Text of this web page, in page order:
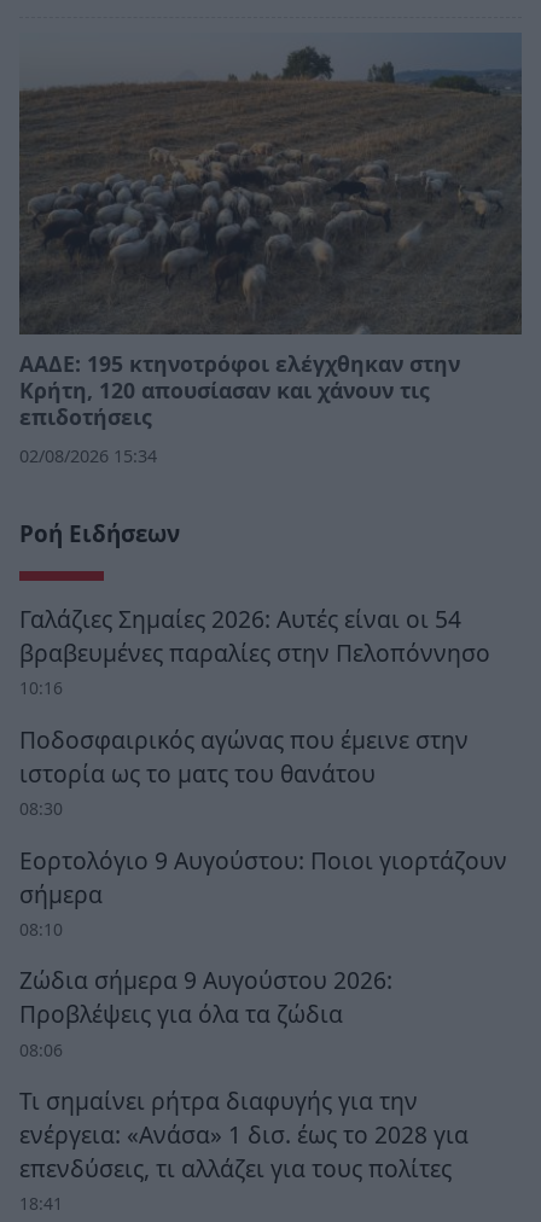
ΑΑΔΕ: 195 κτηνοτρόφοι ελέγχθηκαν στην
Κρήτη, 120 απουσίασαν και χάνουν τις
επιδοτήσεις
02/08/2026 15:34
Ροή Ειδήσεων
Γαλάζιες Σημαίες 2026: Αυτές είναι οι 54
βραβευμένες παραλίες στην Πελοπόννησο
10:16
Ποδοσφαιρικός αγώνας που έμεινε στην
ιστορία ως το ματς του θανάτου
08:30
Εορτολόγιο 9 Αυγούστου: Ποιοι γιορτάζουν
σήμερα
08:10
Ζώδια σήμερα 9 Αυγούστου 2026:
Προβλέψεις για όλα τα ζώδια
08:06
Τι σημαίνει ρήτρα διαφυγής για την
ενέργεια: «Ανάσα» 1 δισ. έως το 2028 για
επενδύσεις, τι αλλάζει για τους πολίτες
18:41